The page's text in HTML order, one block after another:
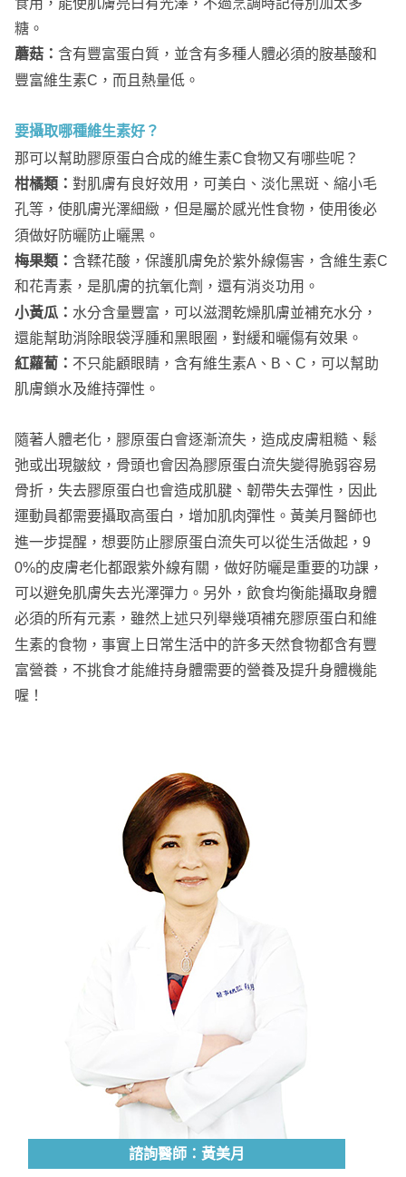
食用，能使肌膚亮白有光澤，不過烹調時記得別加太多
糖。
蘑菇： 含有豐富蛋白質，並含有多種人體必須的胺基酸和
豐富維生素C，而且熱量低。
要攝取哪種維生素好？
那可以幫助膠原蛋白合成的維生素C食物又有哪些呢？
柑橘類：對肌膚有良好效用，可美白、淡化黑斑、縮小毛
孔等，使肌膚光澤細緻，但是屬於感光性食物，使用後必
須做好防曬防止曬黑。
梅果類： 含鞣花酸，保護肌膚免於紫外線傷害，含維生素C
和花青素，是肌膚的抗氧化劑，還有消炎功用。
小黃瓜： 水分含量豐富，可以滋潤乾燥肌膚並補充水分，
還能幫助消除眼袋浮腫和黑眼圈，對緩和曬傷有效果。
紅蘿蔔： 不只能顧眼睛，含有維生素A、B、C，可以幫助
肌膚鎖水及維持彈性。
隨著人體老化，膠原蛋白會逐漸流失，造成皮膚粗糙、鬆
弛或出現皺紋，骨頭也會因為膠原蛋白流失變得脆弱容易
骨折，失去膠原蛋白也會造成肌腱、韌帶失去彈性，因此
運動員都需要攝取高蛋白，增加肌肉彈性。黃美月醫師也
進一步提醒，想要防止膠原蛋白流失可以從生活做起，9
0%的皮膚老化都跟紫外線有關，做好防曬是重要的功課，
可以避免肌膚失去光澤彈力。另外，飲食均衡能攝取身體
必須的所有元素，雖然上述只列舉幾項補充膠原蛋白和維
生素的食物，事實上日常生活中的許多天然食物都含有豐
富營養，不挑食才能維持身體需要的營養及提升身體機能
喔！
諮詢醫師：黃美月